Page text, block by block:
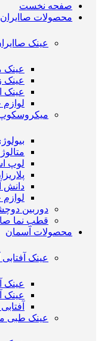
صفحه نخست
محصولات صاایران
عینک
عینک
عینک
عینک
میکروسکوپ
لوپ
دانش
دوربین
قطب نما
محصولات آسمان
عینک
عینک
عینک
عینک طبی